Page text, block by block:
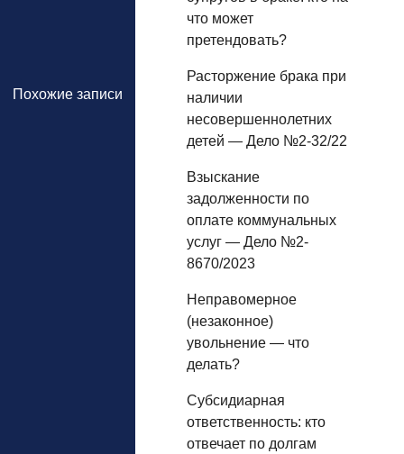
Похожие записи
что может
претендовать?
Расторжение брака при
наличии
несовершеннолетних
детей — Дело №2-32/22
Взыскание
задолженности по
оплате коммунальных
услуг — Дело №2-
8670/2023
Неправомерное
(незаконное)
увольнение — что
делать?
Субсидиарная
ответственность: кто
отвечает по долгам